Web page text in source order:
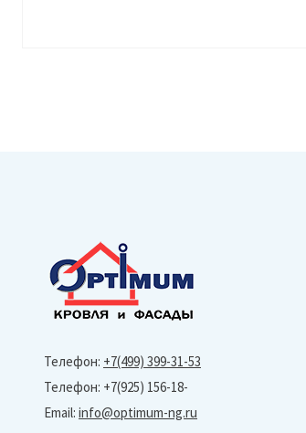
Телефон: +7(499) 399-31-53
Телефон: +7(925) 156-18-
Email: info@optimum-ng.ru